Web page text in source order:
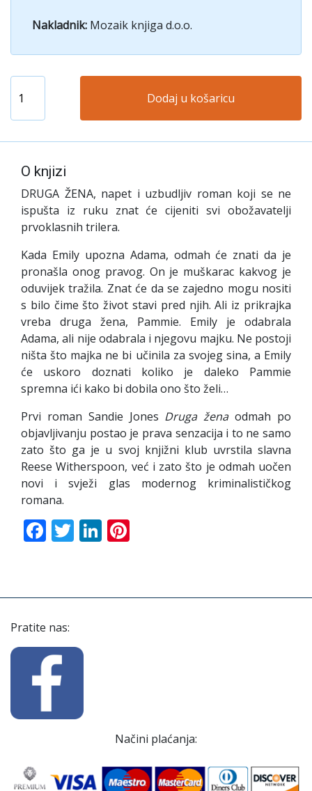
Nakladnik: Mozaik knjiga d.o.o.
Dodaj u košaricu
O knjizi
DRUGA ŽENA, napet i uzbudljiv roman koji se ne
ispušta iz ruku znat će cijeniti svi obožavatelji
prvoklasnih trilera.
Kada Emily upozna Adama, odmah će znati da je
pronašla onog pravog. On je muškarac kakvog je
oduvijek tražila. Znat će da se zajedno mogu nositi
s bilo čime što život stavi pred njih. Ali iz prikrajka
vreba druga žena, Pammie. Emily je odabrala
Adama, ali nije odabrala i njegovu majku. Ne postoji
ništa što majka ne bi učinila za svojeg sina, a Emily
će uskoro doznati koliko je daleko Pammie
spremna ići kako bi dobila ono što želi…
Prvi roman Sandie Jones Druga ženaodmah po
objavljivanju postao je prava senzacija i to ne samo
zato što ga je u svoj knjižni klub uvrstila slavna
Reese Witherspoon, već i zato što je odmah uočen
novi i svježi glas modernog kriminalističkog
romana.
Facebook
TwitterLinkedIn
Pratite nas:
Načini plaćanja: